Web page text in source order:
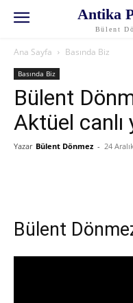
Antika
Bülent
Ana Sayfa Basında Biz
Basında Biz
Bülent
Aktüel canlı
Yazar Bülent Dönmez - 24
Bülent